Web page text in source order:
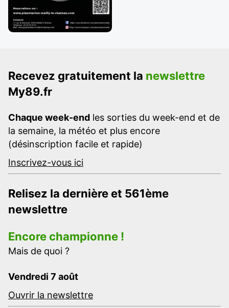
Recevez gratuitement la newslettre
My89.fr
Chaque week-end les sorties du week-end et de
la semaine, la météo et plus encore
(désinscription facile et rapide)
Inscrivez-vous ici
Relisez la dernière et 561ème
newslettre
Encore championne !
Mais de quoi ?
Vendredi 7 août
Ouvrir la newslettre